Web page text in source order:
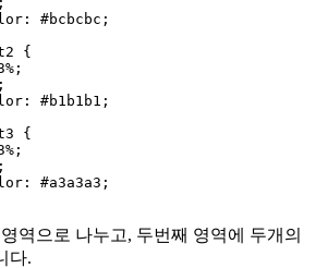
: #bcbcbc ;
{
;
;
: #b1b1b1 ;
{
;
;
: #a3a3a3 ;
역으로 나누고, 두번째 영역에 두개의
다.